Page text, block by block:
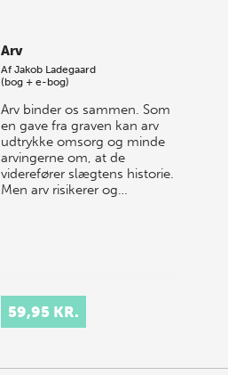
Arv
AfJakob Ladegaard
(bog + e-bog)
Arv binder os sammen. Som
en gave fra graven kan arv
udtrykke omsorg og minde
arvingerne om, at de
viderefører slægtens historie.
Men arv risikerer og…
59,95 KR.